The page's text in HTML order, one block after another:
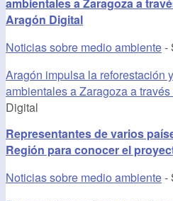
ambientales a Zaragoza a
Aragón Digital
Noticias sobre medio ambiente-
Aragón impulsa la reforestación
ambientales a Zaragoza a
Digital
Representantes de varios
Región para conocer el
Noticias sobre medio ambiente-